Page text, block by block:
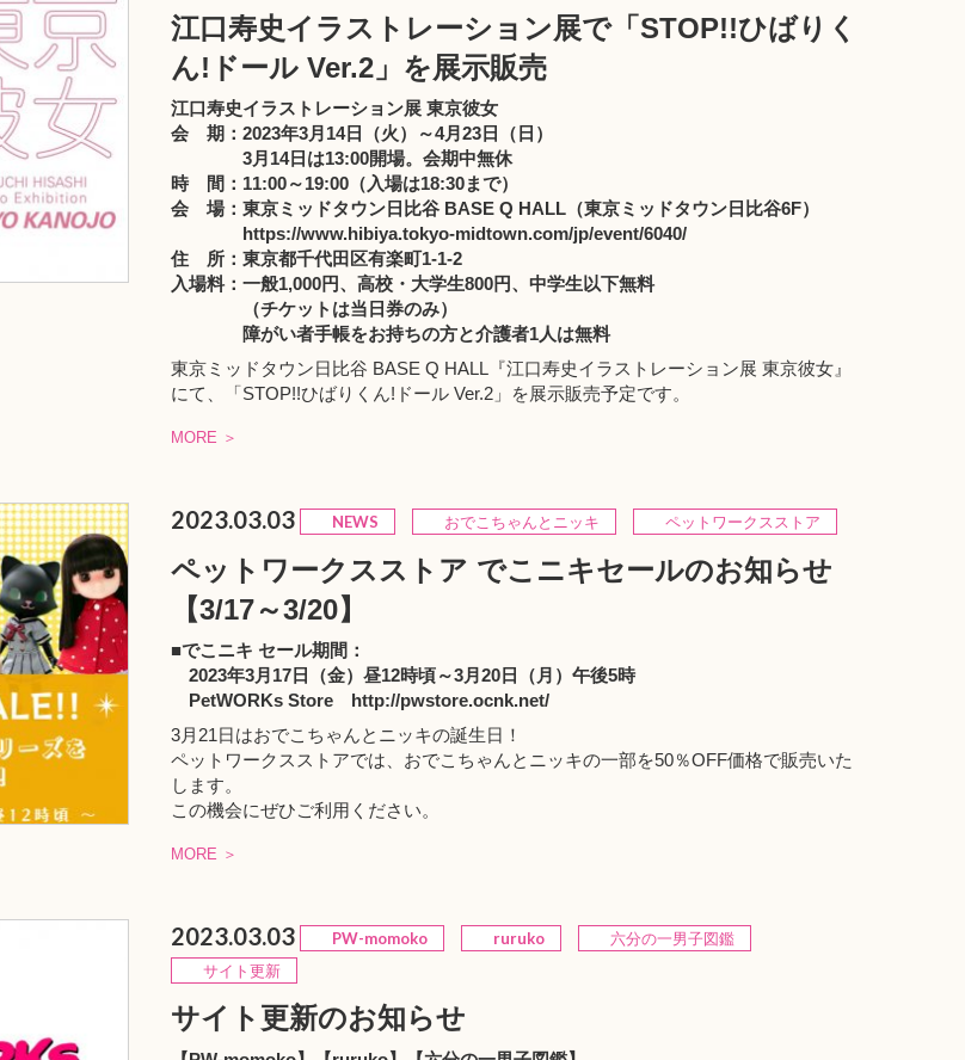
江口寿史イラストレーション展で「STOP!!ひばりく
ん!ドール Ver.2」を展示販売
江口寿史イラストレーション展 東京彼女
会 期：2023年3月14日（火）～4月23日（日）
3月14日は13:00開場。会期中無休
時 間：11:00～19:00（入場は18:30まで）
会 場：東京ミッドタウン日比谷 BASE Q HALL（東京ミッドタウン日比谷6F）
https://www.hibiya.tokyo-midtown.com/jp/event/6040/
住 所：東京都千代田区有楽町1-1-2
入場料：一般1,000円、高校・大学生800円、中学生以下無料
（チケットは当日券のみ）
障がい者手帳をお持ちの方と介護者1人は無料
東京ミッドタウン日比谷 BASE Q HALL『江口寿史イラストレーション展 東京彼女』
にて、「STOP!!ひばりくん!ドール Ver.2」を展示販売予定です。
MORE ＞
2023.03.03 NEWS おでこちゃんとニッキ ペットワークスストア
ペットワークスストア でこニキセールのお知らせ
【3/17～3/20】
■でこニキ セール期間：
2023年3月17日（金）昼12時頃～3月20日（月）午後5時
PetWORKs Store http://pwstore.ocnk.net/
3月21日はおでこちゃんとニッキの誕生日！
ペットワークスストアでは、おでこちゃんとニッキの一部を50％OFF価格で販売いた
します。
この機会にぜひご利用ください。
MORE ＞
2023.03.03 PW-momoko ruruko
六分の一男子図鑑
サイト更新
サイト更新のお知らせ